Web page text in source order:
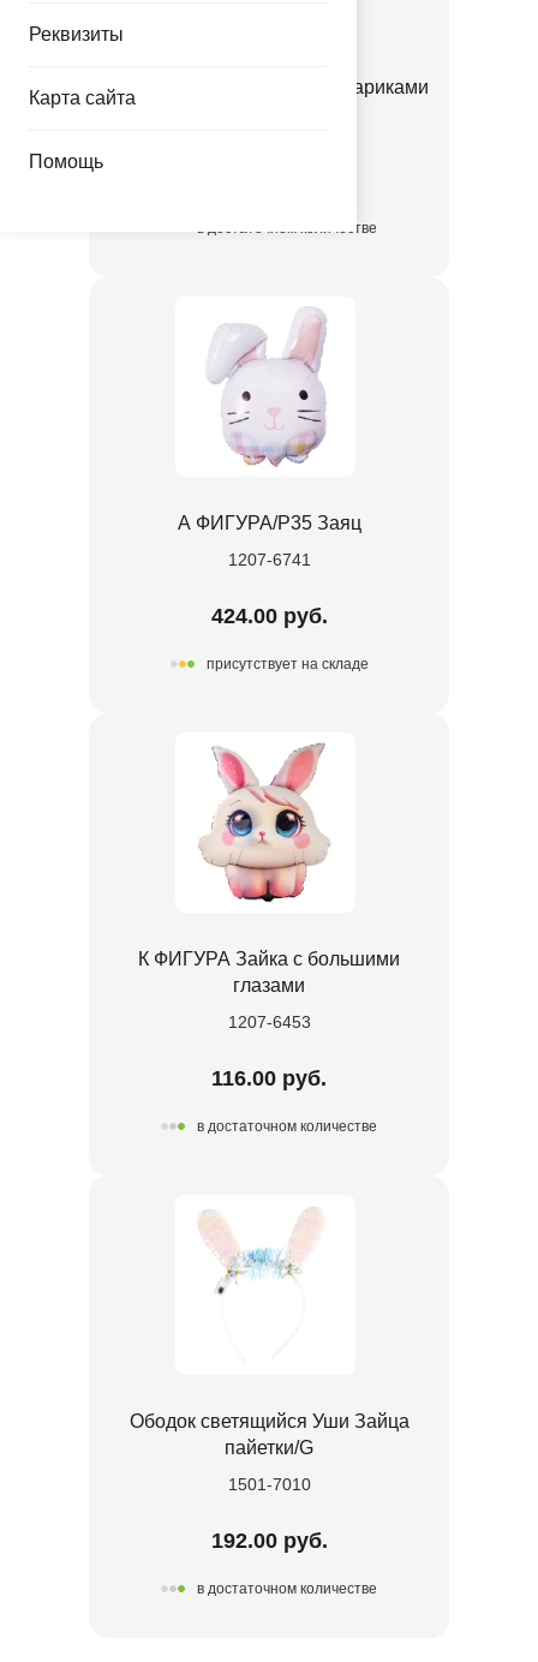
Реквизиты
Карта сайта
Помощь
К 18" РУС С ДР ЗАЙКА с шариками
в достаточном количестве
А ФИГУРА/P35 Заяц
1207-6741
424.00 руб.
присутствует на складе
К ФИГУРА Зайка с большими
глазами
1207-6453
116.00 руб.
в достаточном количестве
Ободок светящийся Уши Зайца
пайетки/G
1501-7010
192.00 руб.
в достаточном количестве